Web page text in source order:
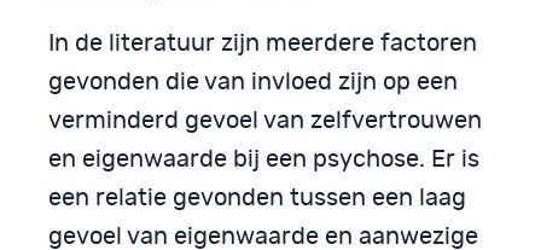
In de literatuur zijn meerdere factoren
gevonden die van invloed zijn op een
verminderd gevoel van zelfvertrouwen
en eigenwaarde bij een psychose. Er is
een relatie gevonden tussen een laag
gevoel van eigenwaarde en aanwezige